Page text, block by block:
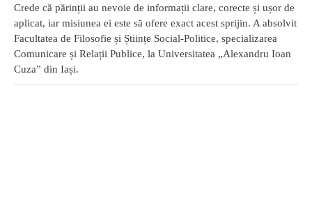
Crede că părinții au nevoie de informații clare, corecte și ușor de
aplicat, iar misiunea ei este să ofere exact acest sprijin. A absolvit
Facultatea de Filosofie și Științe Social-Politice, specializarea
Comunicare și Relații Publice, la Universitatea „Alexandru Ioan
Cuza” din Iași.